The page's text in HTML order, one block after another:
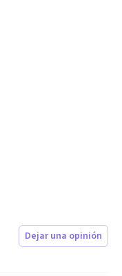
Dejar una opinión